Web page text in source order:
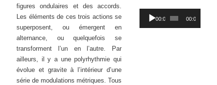
figures ondulaires et des accords.
Les éléments de ces trois actions se
superposent, ou émergent en
alternance, ou quelquefois se
transforment l’un en l’autre. Par
ailleurs, il y a une polyrhythmie qui
évolue et gravite à l’intérieur d’une
série de modulations métriques. Tous
Lecteur
audio
00:00 00:00